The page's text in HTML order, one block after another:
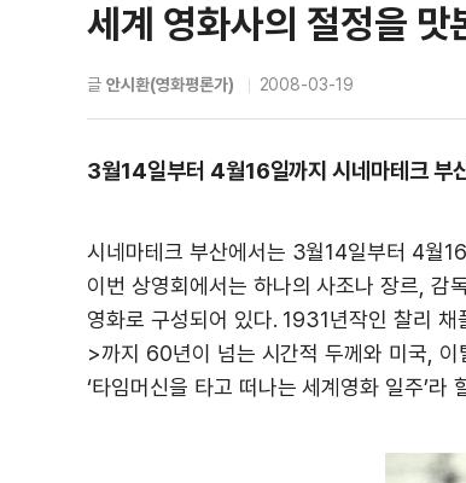
세계 영화사의 절정을
글 안시환(영화평론가) 2008-03-19
3월14일부터 4월16일까지 시네마테크 부
시네마테크 부산에서는 3월14일부터 4월
이번 상영회에서는 하나의 사조나 장르, 감
영화로 구성되어 있다. 1931년작인 찰리 채
>까지 60년이 넘는 시간적 두께와 미국,
‘타임머신을 타고 떠나는 세계영화 일주’라